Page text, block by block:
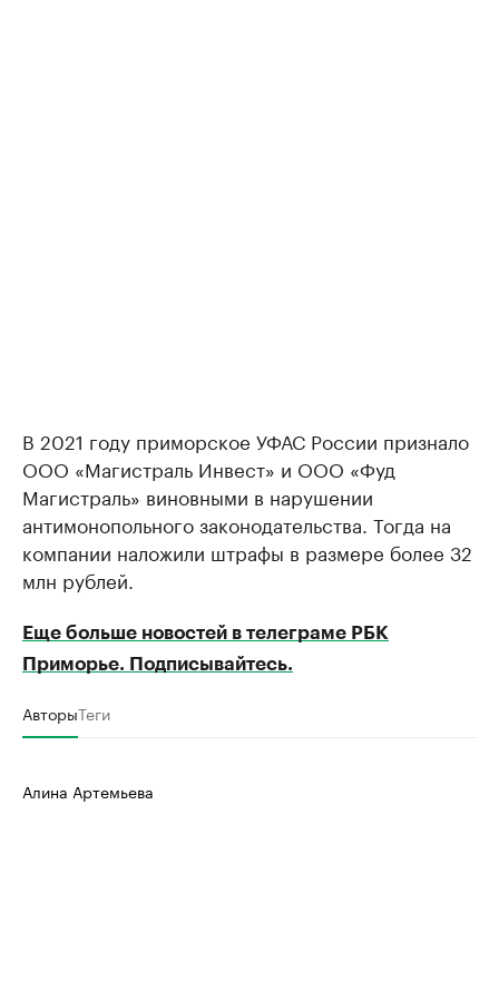
В 2021 году приморское УФАС России признало
ООО «Магистраль Инвест» и ООО «Фуд
Магистраль» виновными в нарушении
антимонопольного законодательства. Тогда на
компании наложили штрафы в размере более 32
млн рублей.
Еще больше новостей в телеграме РБК
Приморье. Подписывайтесь.
АвторыТеги
Алина Артемьева